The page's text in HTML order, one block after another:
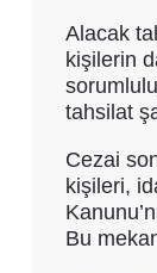
Alacak
kişilerin
tahsilat
Cezai
kişileri,
Bu